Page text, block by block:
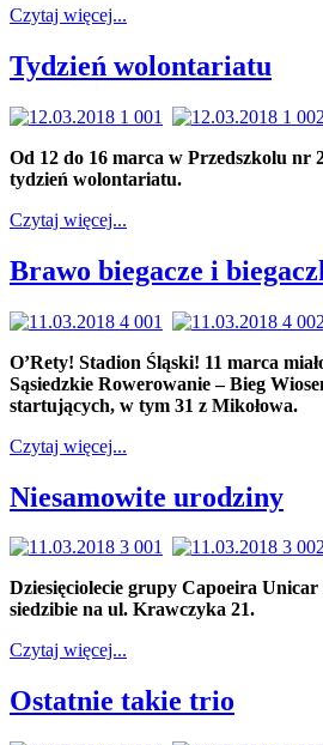
Czytaj więcej...
Tydzień wolontariatu
Od 12 do 16 marca w Przedszkolu nr
tydzień wolontariatu.
Czytaj więcej...
Brawo biegacze i
O’Rety! Stadion Śląski! 11 marca
Sąsiedzkie Rowerowanie – Bieg
startujących, w tym 31 z Mikołowa.
Czytaj więcej...
Niesamowite urodziny
Dziesięciolecie grupy Capoeira Unicar
siedzibie na ul. Krawczyka 21.
Czytaj więcej...
Ostatnie takie trio